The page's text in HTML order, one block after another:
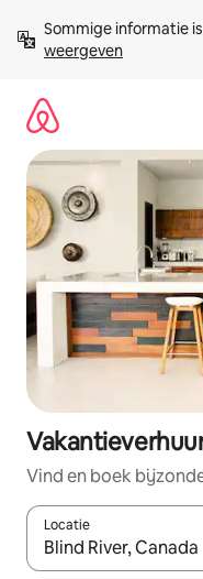
direct
naar
Sommige informatie
weergeven
Vind en boek
Locatie
Wanneer er